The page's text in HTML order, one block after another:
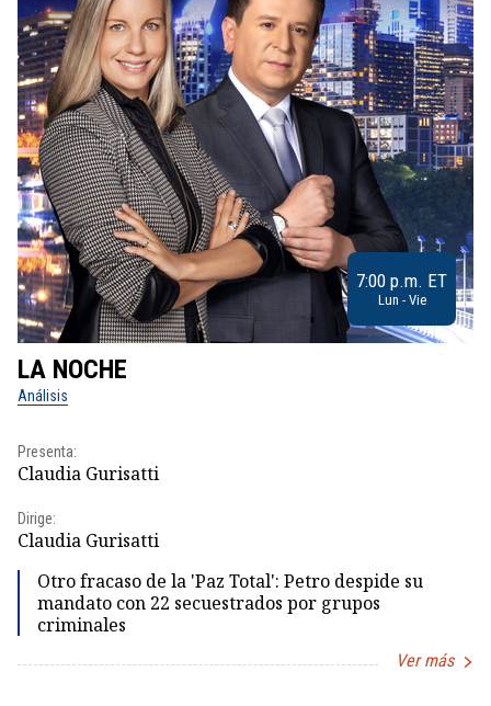
7:00 p.m. ET
Lun - Vie
LA NOCHE
Análisis
Presenta:
Claudia Gurisatti
Dirige:
Claudia Gurisatti
Otro fracaso de la 'Paz Total': Petro despide su
mandato con 22 secuestrados por grupos
criminales
Ver más